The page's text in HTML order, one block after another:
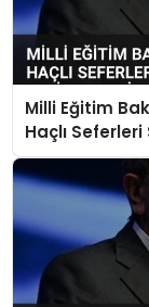
Milli Eğitim
Haçlı
Yerine Geçti